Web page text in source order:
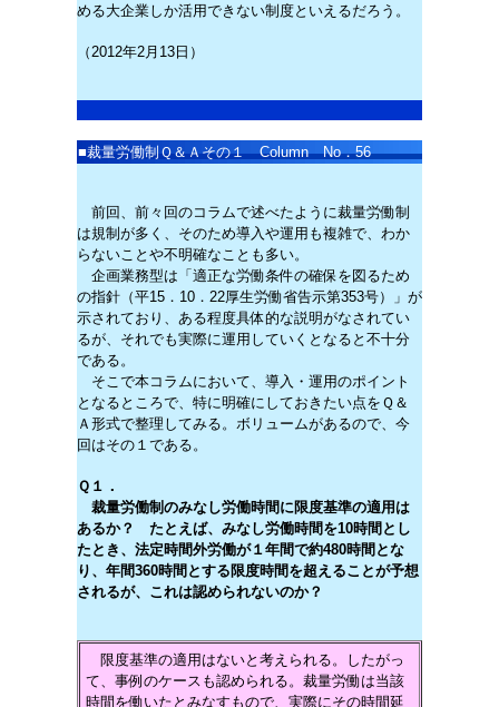
める大企業しか活用できない制度といえるだろう。
（2012年2月13日）
■裁量労働制Ｑ＆Ａその１ Column No．56
前回、前々回のコラムで述べたように裁量労働制
は規制が多く、そのため導入や運用も複雑で、わか
らないことや不明確なことも多い。
企画業務型は「適正な労働条件の確保を図るため
の指針（平15．10．22厚生労働省告示第353号）」が
示されており、ある程度具体的な説明がなされてい
るが、それでも実際に運用していくとなると不十分
である。
そこで本コラムにおいて、導入・運用のポイント
となるところで、特に明確にしておきたい点をＱ＆
Ａ形式で整理してみる。ボリュームがあるので、今
回はその１である。
Ｑ１．
裁量労働制のみなし労働時間に限度基準の適用は
あるか？ たとえば、みなし労働時間を10時間とし
たとき、法定時間外労働が１年間で約480時間とな
り、年間360時間とする限度時間を超えることが予想
されるが、これは認められないのか？
限度基準の適用はないと考えられる。したがっ
て、事例のケースも認められる。裁量労働は当該
時間を働いたとみなすもので、実際にその時間延